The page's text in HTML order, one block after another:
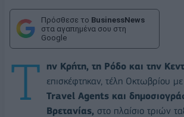
Πρόσθεσε το BusinessNews
στα αγαπημένα σου στη
Google
Τ
ην Κρήτη, τη Ρόδο και την
επισκέφτηκαν, τέλη Οκτωβρίου
Travel Agents και
Βρετανίας, στο πλαίσιο τριών